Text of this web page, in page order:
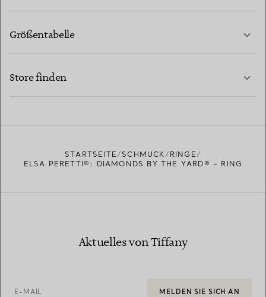
Größentabelle
Store finden
STARTSEITE SCHMUCK
RINGE
ELSA PERETTI®: DIAMONDS BY THE YARD® – RING
Aktuelles von Tiffany
E-MAIL MELDEN SIE SICH AN